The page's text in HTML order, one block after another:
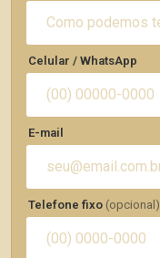
Celular / WhatsApp
E-mail
Telefone fixo (opcional)